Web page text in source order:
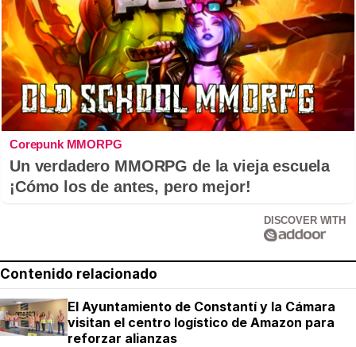
Corepunk MMORPG
Un verdadero MMORPG de la vieja escuela
¡Cómo los de antes, pero mejor!
DISCOVER WITH
Contenido relacionado
El Ayuntamiento de Constantí y la Cámara
visitan el centro logístico de Amazon para
reforzar alianzas